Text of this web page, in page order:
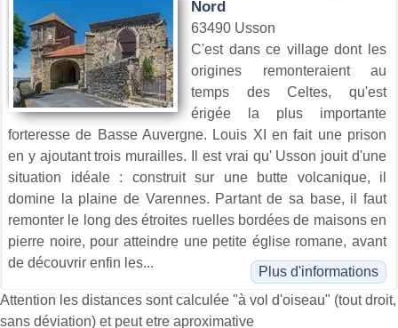
Nord
63490 Usson
C'est dans ce village dont les
origines remonteraient au
temps des Celtes, qu'est
érigée la plus importante
forteresse de Basse Auvergne. Louis XI en fait une prison
en y ajoutant trois murailles. Il est vrai qu' Usson jouit d'une
situation idéale : construit sur une butte volcanique, il
domine la plaine de Varennes. Partant de sa base, il faut
remonter le long des étroites ruelles bordées de maisons en
pierre noire, pour atteindre une petite église romane, avant
de découvrir enfin les...
Plus d'informations
Attention les distances sont calculée "à vol d'oiseau" (tout droit,
sans déviation) et peut etre aproximative